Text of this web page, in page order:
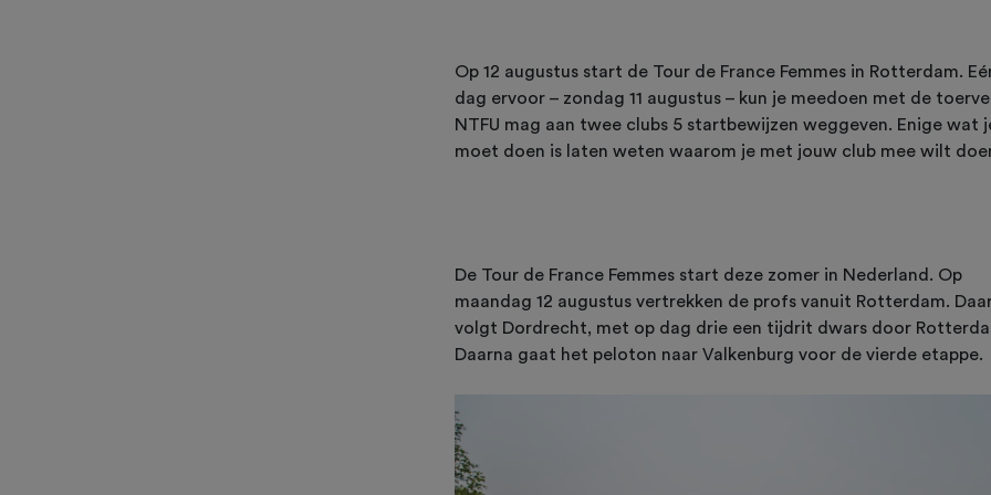
Op 12 augustus start de Tour de France Femmes in Rotterdam.
dag ervoor – zondag 11 augustus – kun je meedoen met de
NTFU mag aan twee clubs 5 startbewijzen weggeven. Enige wat
moet doen is laten weten waarom je met jouw club mee wilt
De Tour de France Femmes start deze zomer in Nederland. Op
maandag 12 augustus vertrekken de profs vanuit Rotterdam.
volgt Dordrecht, met op dag drie een tijdrit dwars door
Daarna gaat het peloton naar Valkenburg voor de vierde etappe.